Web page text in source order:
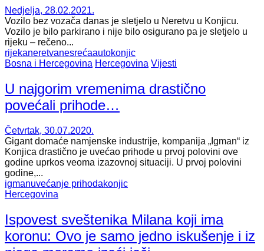
Nedjelja, 28.02.2021.
Vozilo bez vozača danas je sletjelo u Neretvu u Konjicu.
Vozilo je bilo parkirano i nije bilo osigurano pa je sletjelo u
rijeku – rečeno...
rijekaneretvanesrećaautokonjic
Bosna i Hercegovina Hercegovina Vijesti
U najgorim vremenima drastično
povećali prihode…
Četvrtak, 30.07.2020.
Gigant domaće namjenske industrije, kompanija „Igman“ iz
Konjica drastično je uvećao prihode u prvoj polovini ove
godine uprkos veoma izazovnoj situaciji. U prvoj polovini
godine,...
igmanuvećanje prihodakonjic
Hercegovina
Ispovest sveštenika Milana koji ima
koronu: Ovo je samo jedno iskušenje i iz